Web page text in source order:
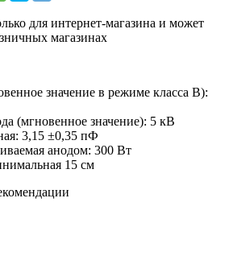
для интернет-магазина и может
магазинах
значение в режиме класса В):
(мгновенное значение): 5 кВ
3,15 ±0,35 пФ
анодом: 300 Вт
15 см